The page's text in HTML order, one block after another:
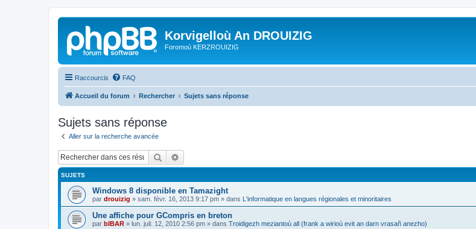
Korvigelloù An DROUIZIG
Foromoù KERZROUIZIG
Raccourcis FAQ
Accueil du forum Rechercher Sujets sans réponse
Sujets sans réponse
Aller sur la recherche avancée
Rechercher
SUJETS
Windows 8 disponible en Tamazight
par drouizig » sam. févr. 16, 2013 9:17 pm » dans L'informatique en langues régionales et minoritaires
Une affiche pour GCompris en breton
par bIBAR » lun. juil. 12, 2010 2:56 pm » dans Troidigezh meziantoù all (frank a wirioù evit an darn vrasañ anezho)